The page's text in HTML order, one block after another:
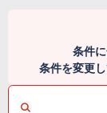
条件
条件を変更